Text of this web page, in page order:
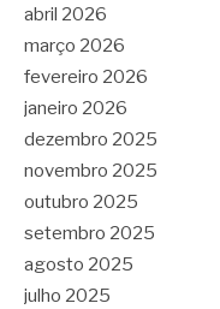
abril 2026
março 2026
fevereiro 2026
janeiro 2026
dezembro 2025
novembro 2025
outubro 2025
setembro 2025
agosto 2025
julho 2025